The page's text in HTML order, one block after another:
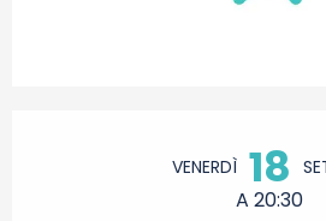
VENERDÌ 18
A 20:30